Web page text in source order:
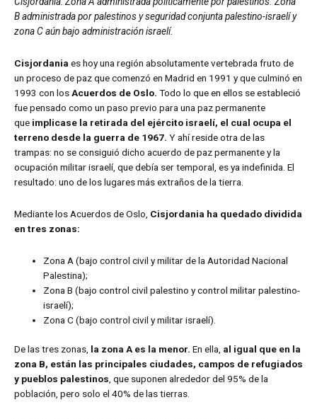
B administrada por palestinos y seguridad conjunta palestino-israelí y
zona C aún bajo administración israelí.
Cisjordania es hoy una región absolutamente vertebrada fruto de
un proceso de paz que comenzó en Madrid en 1991 y que culminó en
1993 con losAcuerdos de Oslo. Todo lo que en ellos se estableció
fue pensado como un paso previo para una paz permanente
que implicase la retirada del ejército israelí, el cual ocupa el
terreno desde la guerra de 1967. Y ahí reside otra de las
trampas: no se consiguió dicho acuerdo de paz permanente y la
ocupación militar israelí, que debía ser temporal, es ya indefinida. El
resultado: uno de los lugares más extraños de la tierra.
Mediante los Acuerdos de Oslo, Cisjordania ha quedado dividida
en tres zonas:
Zona A (bajo control civil y militar de la Autoridad Nacional
Palestina);
Zona B (bajo control civil palestino y control militar palestino-
israelí);
Zona C (bajo control civil y militar israelí).
De las tres zonas, la zona A es la menor. En ella, al igual que en la
zona B, están las principales ciudades, campos de refugiados
y pueblos palestinos, que suponen alrededor del 95% de la
población, pero solo el 40% de las tierras.